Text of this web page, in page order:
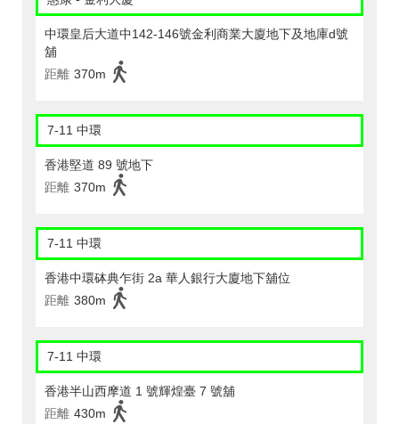
中環皇后大道中142-146號金利商業大廈地下及地庫d號
舖
距離 370m
7-11 中環
香港堅道 89 號地下
距離 370m
7-11 中環
香港中環砵典乍街 2a 華人銀行大廈地下舖位
距離 380m
7-11 中環
香港半山西摩道 1 號輝煌臺 7 號舖
距離 430m